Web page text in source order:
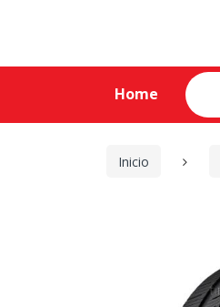
Home
Search
for:
Inicio